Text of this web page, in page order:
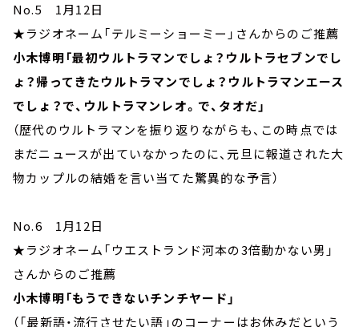
No.5 1月12日
★ラジオネーム「テルミーショーミー」さんからのご推薦
小木博明「最初ウルトラマンでしょ？ウルトラセブンでし
ょ？帰ってきたウルトラマンでしょ？ウルトラマンエース
でしょ？で、ウルトラマンレオ。で、タオだ」
（歴代のウルトラマンを振り返りながらも、この時点では
まだニュースが出ていなかったのに、元旦に報道された大
物カップルの結婚を言い当てた驚異的な予言）
No.6 1月12日
★ラジオネーム「ウエストランド河本の3倍動かない男」
さんからのご推薦
小木博明「もうできないチンチヤード」
（「最新語・流行させたい語」のコーナーはお休みだという